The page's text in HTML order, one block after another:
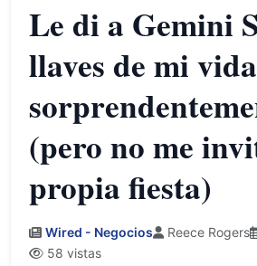
Le di a Gemini
llaves de mi
(pero no me
propia fiesta)
Wired - Negocios Reece Rogers
58 vistas